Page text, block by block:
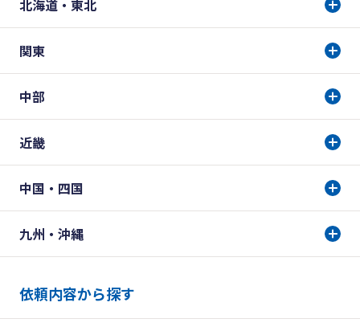
北海道・東北
関東
中部
近畿
中国・四国
九州・沖縄
依頼内容から探す